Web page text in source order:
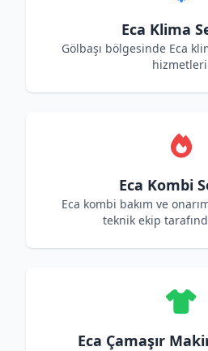
Eca Klima
Gölbaşı bölgesinde Eca
Eca Kombi
Eca kombi bakım ve
teknik ekip
Eca Çamaşır